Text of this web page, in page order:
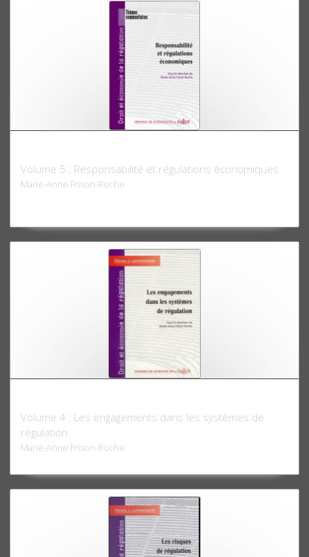
Volume 5 : Responsabilité et régulations économiques
Marie-Anne Frison-Roche
Volume 4 : Les engagements dans les systèmes de
régulation
Marie-Anne Frison-Roche